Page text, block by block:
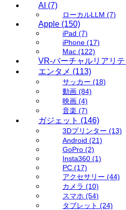
AI (7)
ローカルLLM (7)
Apple (150)
iPad (7)
iPhone (17)
Mac (122)
VR-バーチャルリアリ
エンタメ (113)
サッカー (18)
動画 (84)
映画 (4)
音楽 (7)
ガジェット (146)
3Dプリンター (13)
Android (21)
GoPro (2)
Insta360 (1)
PC (17)
アクセサリー (44)
カメラ (10)
スマホ (54)
タブレット (24)